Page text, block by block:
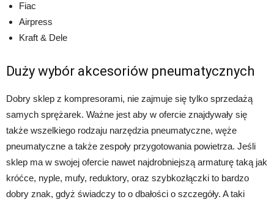
Fiac
Airpress
Kraft & Dele
Duży wybór akcesoriów pneumatycznych
Dobry sklep z kompresorami, nie zajmuje się tylko sprzedażą
samych sprężarek. Ważne jest aby w ofercie znajdywały się
także wszelkiego rodzaju narzędzia pneumatyczne, węże
pneumatyczne a także zespoły przygotowania powietrza. Jeśli
sklep ma w swojej ofercie nawet najdrobniejszą armaturę taką jak
króćce, nyple, mufy, reduktory, oraz szybkozłączki to bardzo
dobry znak, gdyż świadczy to o dbałości o szczegóły. A taki